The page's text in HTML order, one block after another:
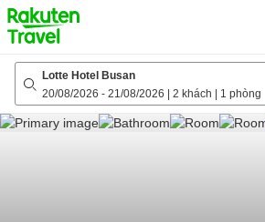
to
top
page
Lotte Hotel Busan
20/08/2026 - 21/08/2026 2 khách 1 phòng